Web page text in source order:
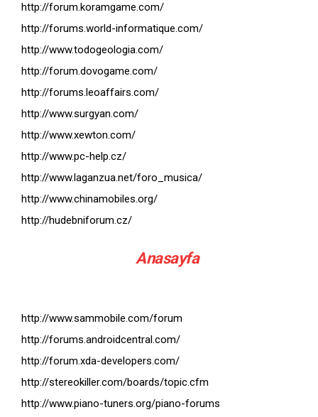
http://forum.koramgame.com/
http://forums.world-informatique.com/
http://www.todogeologia.com/
http://forum.dovogame.com/
http://forums.leoaffairs.com/
http://www.surgyan.com/
http://www.xewton.com/
http://www.pc-help.cz/
http://www.laganzua.net/foro_musica/
http://www.chinamobiles.org/
http://hudebniforum.cz/
Anasayfa
http://www.sammobile.com/forum
http://forums.androidcentral.com/
http://forum.xda-developers.com/
http://stereokiller.com/boards/topic.cfm
http://www.piano-tuners.org/piano-forums